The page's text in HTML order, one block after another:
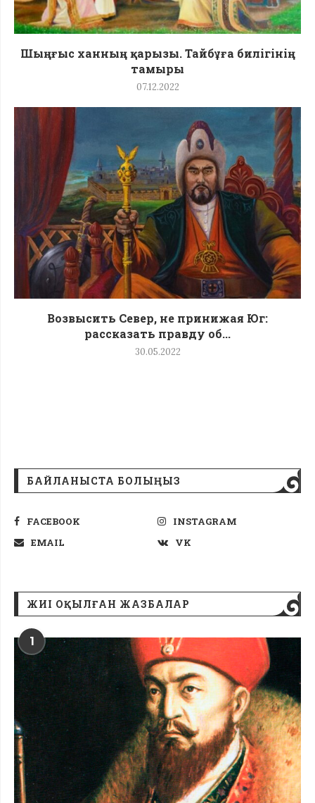
Шыңғыс ханның қарызы. Тайбұға билігінің
тамыры
07.12.2022
Возвысить Север, не принижая Юг:
рассказать правду об...
30.05.2022
БАЙЛАНЫСТА БОЛЫҢЫЗ
FACEBOOK
INSTAGRAM
EMAIL
VK
ЖИІ ОҚЫЛҒАН ЖАЗБАЛАР
1